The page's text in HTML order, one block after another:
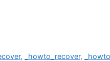
, _howto_recover,